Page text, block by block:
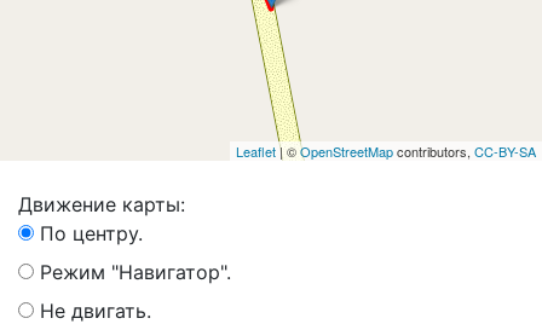
Leaflet| ©OpenStreetMapcontributors, CC-BY-SA
Движение карты:
По центру.
Режим "Навигатор".
Не двигать.